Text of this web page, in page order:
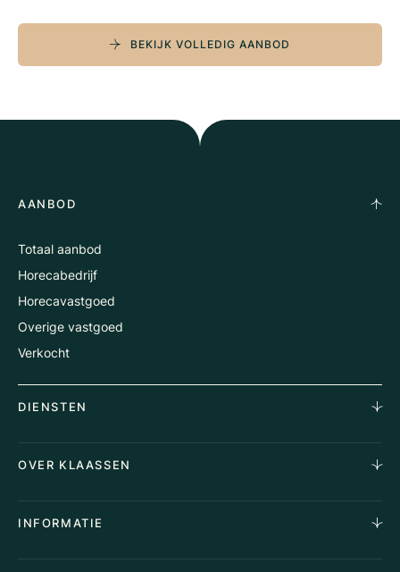
BEKIJK VOLLEDIG AANBOD
AANBOD
Totaal aanbod
Horecabedrijf
Horecavastgoed
Overige vastgoed
Verkocht
DIENSTEN
Aankoopopdracht
Stille verkoop
Taxaties
OVER KLAASSEN
Waarom Klaassen
INFORMATIE